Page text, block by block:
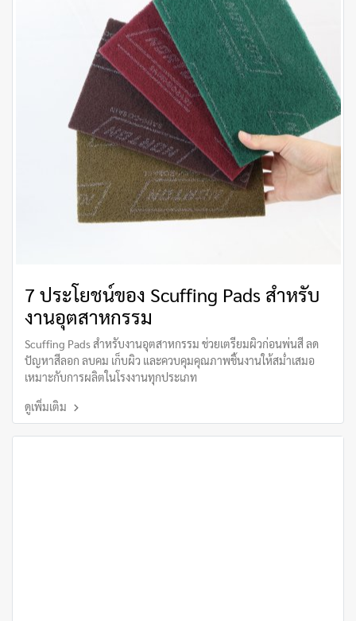
7 ประโยชน์ของ Scuffing Pads สำหรับ
งานอุตสาหกรรม
Scuffing Pads สำหรับงานอุตสาหกรรม ช่วยเตรียมผิวก่อนพ่นสี ลด
ปัญหาสีลอก ลบคม เก็บผิว และควบคุมคุณภาพชิ้นงานให้สม่ำเสมอ
เหมาะกับการผลิตในโรงงานทุกประเภท
ดูเพิ่มเติม